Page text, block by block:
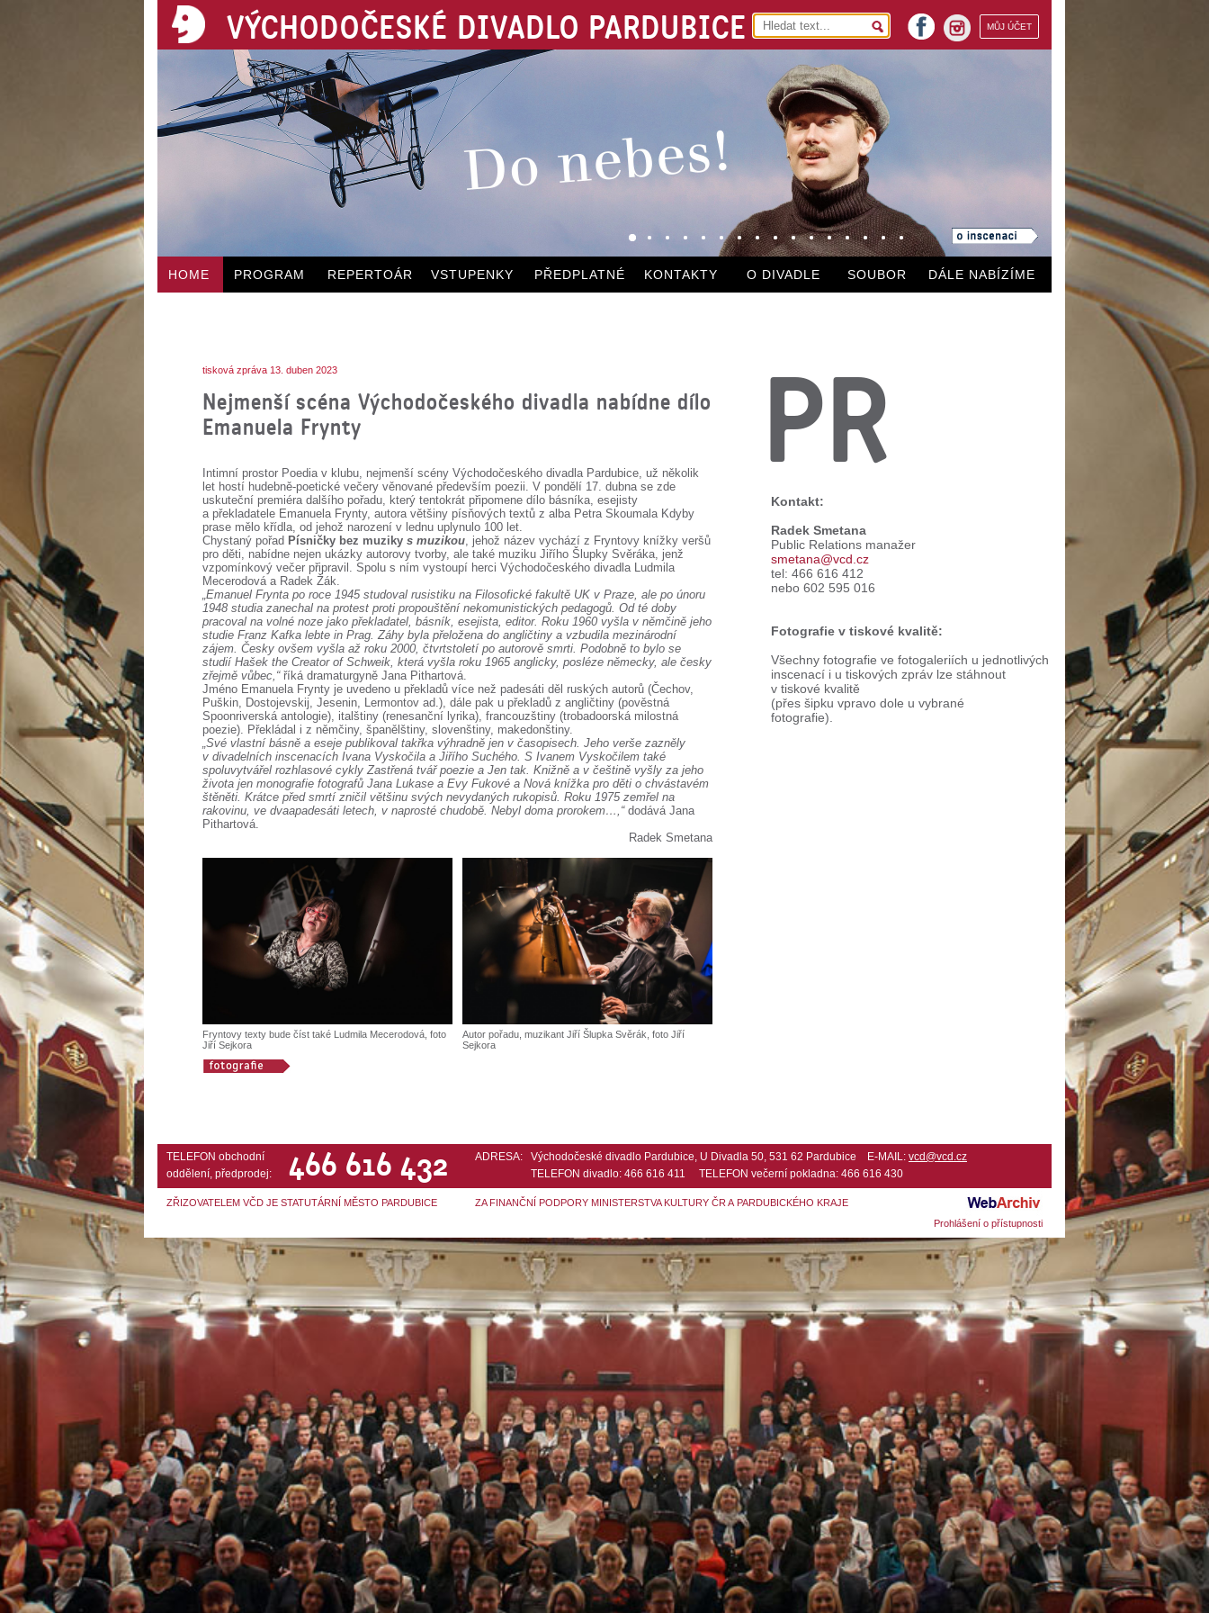
VÝCHODOČESKÉ DIVADLO PARDUBICE MŮJ ÚČET
instagram
facebook
HOME PROGRAM REPERTOÁR VSTUPENKY PŘEDPLATNÉ KONTAKTY O DIVADLE SOUBOR DÁLE NABÍZÍME
tisková zpráva 13. duben 2023
Nejmenší scéna Východočeského divadla nabídne dílo
Emanuela Frynty
Intimní prostor Poedia v klubu, nejmenší scény Východočeského divadla Pardubice, už několik
let hostí hudebně-poetické večery věnované především poezii. V pondělí 17. dubna se zde
uskuteční premiéra dalšího pořadu, který tentokrát připomene dílo básníka, esejisty
a překladatele Emanuela Frynty, autora většiny písňových textů z alba Petra Skoumala Kdyby
prase mělo křídla, od jehož narození v lednu uplynulo 100 let.
Chystaný pořad Písničky bez muziky s muzikou, jehož název vychází z Fryntovy knížky veršů
pro děti, nabídne nejen ukázky autorovy tvorby, ale také muziku Jiřího Šlupky Svěráka, jenž
vzpomínkový večer připravil. Spolu s ním vystoupí herci Východočeského divadla Ludmila
Mecerodová a Radek Žák.
„Emanuel Frynta po roce 1945 studoval rusistiku na Filosofické fakultě UK v Praze, ale po únoru
1948 studia zanechal na protest proti propouštění nekomunistických pedagogů. Od té doby
pracoval na volné noze jako překladatel, básník, esejista, editor. Roku 1960 vyšla v němčině jeho
studie Franz Kafka lebte in Prag. Záhy byla přeložena do angličtiny a vzbudila mezinárodní
zájem. Česky ovšem vyšla až roku 2000, čtvrtstoletí po autorově smrti. Podobně to bylo se
studií Hašek the Creator of Schweik, která vyšla roku 1965 anglicky, posléze německy, ale česky
zřejmě vůbec,“říká dramaturgyně Jana Pithartová.
Jméno Emanuela Frynty je uvedeno u překladů více než padesáti děl ruských autorů (Čechov,
Puškin, Dostojevskij, Jesenin, Lermontov ad.), dále pak u překladů z angličtiny (pověstná
Spoonriverská antologie), italštiny (renesanční lyrika), francouzštiny (trobadoorská milostná
poezie). Překládal i z němčiny, španělštiny, slovenštiny, makedonštiny.
„Své vlastní básně a eseje publikoval takřka výhradně jen v časopisech. Jeho verše zazněly
v divadelních inscenacích Ivana Vyskočila a Jiřího Suchého. S Ivanem Vyskočilem také
spoluvytvářel rozhlasové cykly Zastřená tvář poezie a Jen tak. Knižně a v češtině vyšly za jeho
života jen monografie fotografů Jana Lukase a Evy Fukové a Nová knížka pro děti o chvástavém
štěněti. Krátce před smrtí zničil většinu svých nevydaných rukopisů. Roku 1975 zemřel na
rakovinu, ve dvaapadesáti letech, v naprosté chudobě. Nebyl doma prorokem…,“dodává Jana
Pithartová.
Radek Smetana
Fryntovy texty bude číst také Ludmila Mecerodová, foto
Jiří Sejkora
Autor pořadu, muzikant Jiří Šlupka Svěrák, foto Jiří
Sejkora
PR
Kontakt:
Radek Smetana
Public Relations manažer
smetana@vcd.cz
tel: 466 616 412
nebo 602 595 016
Fotografie v tiskové kvalitě:
Všechny fotografie ve fotogaleriích u jednotlivých
inscenací i u tiskových zpráv lze stáhnout
v tiskové kvalitě
(přes šipku vpravo dole u vybrané
fotografie).
TELEFON obchodní
oddělení, předprodej:
466 616 432 ADRESA: Východočeské divadlo Pardubice, U Divadla 50, 531 62 Pardubice E-MAIL: vcd@vcd.cz
TELEFON divadlo: 466 616 411 TELEFON večerní pokladna: 466 616 430
ZŘIZOVATELEM VČD JE STATUTÁRNÍ MĚSTO PARDUBICE
ZA FINANČNÍ PODPORY MINISTERSTVA KULTURY ČR A PARDUBICKÉHO KRAJE
Prohlášení o přístupnosti